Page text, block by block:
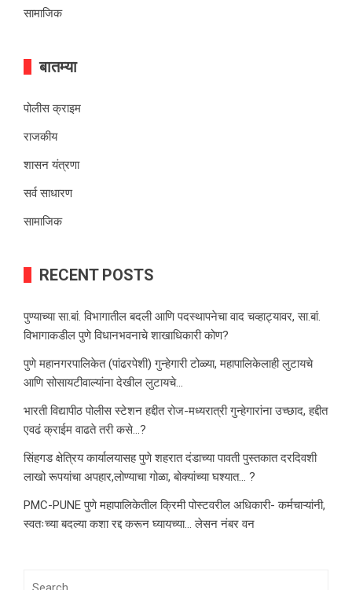
सामाजिक
बातम्या
पोलीस क्राइम
राजकीय
शासन यंत्रणा
सर्व साधारण
सामाजिक
RECENT POSTS
पुण्याच्या सा.बां. विभागातील बदली आणि पदस्थापनेचा वाद चव्हाट्यावर, सा.बां.
विभागाकडील पुणे विधानभवनाचे शाखाधिकारी कोण?
पुणे महानगरपालिकेत (पांढरपेशी) गुन्हेगारी टोळ्या, महापालिकेलाही लुटायचे
आणि सोसायटीवाल्यांना देखील लुटायचे…
भारती विद्यापीठ पोलीस स्टेशन हद्दीत रोज-मध्यरात्री गुन्हेगारांना उच्छाद, हद्दीत
एवढं क्राईम वाढते तरी कसे…?
सिंहगड क्षेत्रिय कार्यालयासह पुणे शहरात दंडाच्या पावती पुस्तकात दरदिवशी
लाखो रूपयांचा अपहार,लोण्याचा गोळा, बोक्यांच्या घश्यात… ?
PMC-PUNE पुणे महापालिकेतील क्रिमी पोस्टवरील अधिकारी- कर्मचाऱ्यांनी,
स्वतःच्या बदल्या कशा रद्द करून घ्यायच्या… लेसन नंबर वन